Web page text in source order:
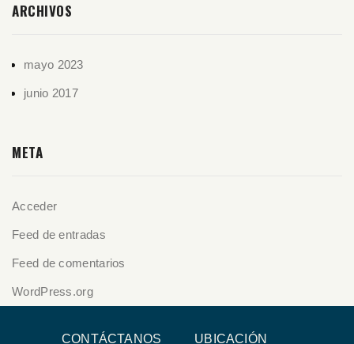
ARCHIVOS
mayo 2023
junio 2017
META
Acceder
Feed de entradas
Feed de comentarios
WordPress.org
CONTÁCTANOS UBICACIÓN